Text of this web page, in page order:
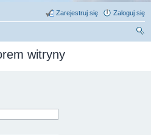
Zaloguj się
Zarejestruj się
witryny